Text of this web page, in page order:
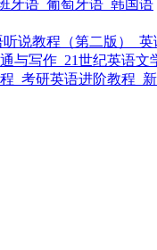
牙语 葡萄牙语 韩国语
说教程（第二版）
英
与写作 21世纪英语文
考研英语进阶教程